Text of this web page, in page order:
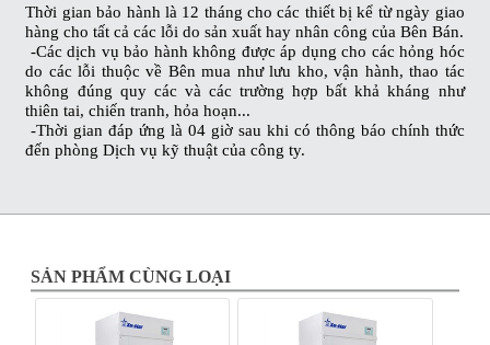
Thời gian bảo hành là 12 tháng cho các thiết bị kể từ ngày giao
hàng cho tất cả các lỗi do sản xuất hay nhân công của Bên Bán.
-Các dịch vụ bảo hành không được áp dụng cho các hỏng hóc
do các lỗi thuộc về Bên mua như lưu kho, vận hành, thao tác
không đúng quy các và các trường hợp bất khả kháng như
thiên tai, chiến tranh, hỏa hoạn...
-Thời gian đáp ứng là 04 giờ sau khi có thông báo chính thức
đến phòng Dịch vụ kỹ thuật của công ty.
SẢN PHẨM CÙNG LOẠI